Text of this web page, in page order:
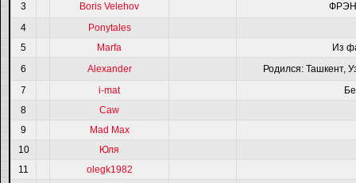
3
Boris Velehov
4
Ponytales
5
Marfa
Из
6
Alexander
Родился: Ташкент,
7
i-mat
8
Caw
9
Mad Max
10
Юля
11
olegk1982